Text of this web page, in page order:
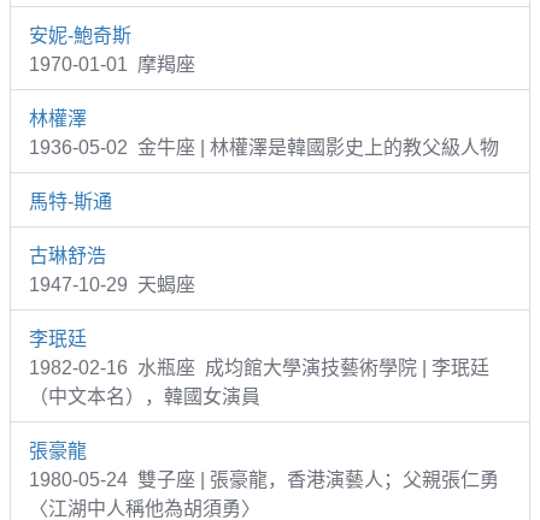
安妮-鮑奇斯
1970-01-01 摩羯座
林權澤
1936-05-02 金牛座 | 林權澤是韓國影史上的教父級人物
馬特-斯通
古琳舒浩
1947-10-29 天蝎座
李珉廷
1982-02-16 水瓶座 成均館大學演技藝術學院 | 李珉廷
（中文本名），韓國女演員
張豪龍
1980-05-24 雙子座 | 張豪龍，香港演藝人；父親張仁勇
〈江湖中人稱他為胡須勇〉